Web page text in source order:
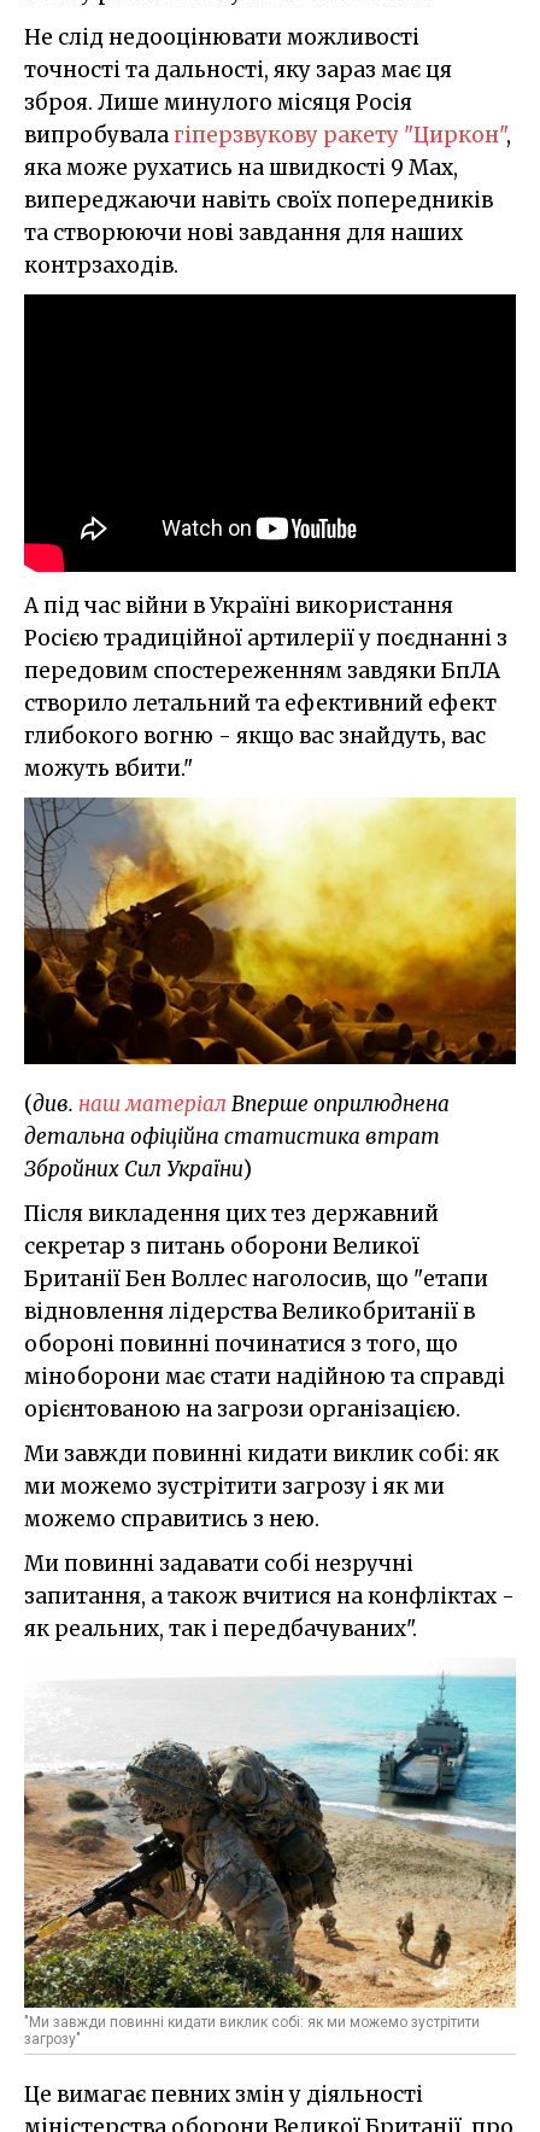
Не слід недооцінювати можливості
точності та дальності, яку зараз має ця
зброя. Лише минулого місяця Росія
випробувалагіперзвукову ракету "Циркон",
яка може рухатись на швидкості 9 Мах,
випереджаючи навіть своїх попередників
та створюючи нові завдання для наших
контрзаходів.
А під час війни в Україні використання
Росією традиційної артилерії у поєднанні з
передовим спостереженням завдякиБпЛА
створило летальний та ефективний ефект
глибокого вогню - якщо вас знайдуть, вас
можуть вбити."
(див. наш матеріал Вперше оприлюднена
детальна офіційна статистика втрат
Збройних Сил України)
Після викладення цих тез державний
секретар з питань оборони Великої
Британії Бен Воллес наголосив, що "етапи
відновлення лідерства Великобританії в
обороні повинні починатися з того, що
міноборони має стати надійною та справді
орієнтованою на загрози організацією.
Ми завжди повинні кидати виклик собі: як
ми можемо зустрітити загрозу і як ми
можемо справитись з нею.
Ми повинні задавати собі незручні
запитання, а також вчитися на конфліктах -
як реальних, так і передбачуваних".
"Ми завжди повинні кидати виклик собі: як ми можемо зустрітити
загрозу"
Це вимагає певних змін у діяльності